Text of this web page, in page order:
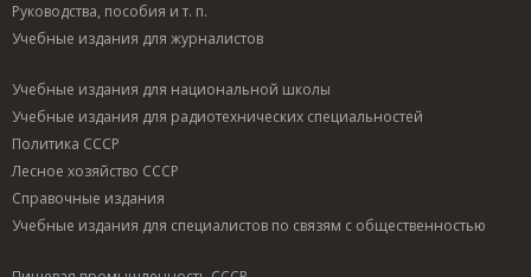
Руководства, пособия и т. п.
Учебные издания для журналистов
Учебные издания для национальной школы
Учебные издания для радиотехнических специальностей
Политика СССР
Лесное хозяйство СССР
Справочные издания
Учебные издания для специалистов по связям с общественностью